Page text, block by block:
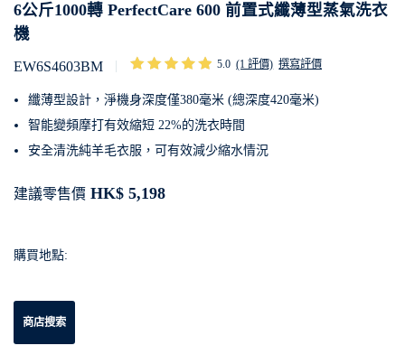
6公斤1000轉 PerfectCare 600 前置式纖薄型蒸氣洗衣
機
EW6S4603BM 5.0 (1 評價) 撰寫評價
纖薄型設計，淨機身深度僅380毫米 (總深度420毫米)
智能變頻摩打有效縮短 22%的洗衣時間
安全清洗純羊毛衣服，可有效減少縮水情況
建議零售價 HK$ 5,198
購買地點:
商店搜索